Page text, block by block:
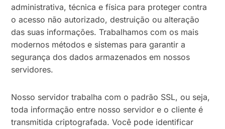
administrativa, técnica e física para proteger contra
o acesso não autorizado, destruição ou alteração
das suas informações. Trabalhamos com os mais
modernos métodos e sistemas para garantir a
segurança dos dados armazenados em nossos
servidores.
Nosso servidor trabalha com o padrão SSL, ou seja,
toda informação entre nosso servidor e o cliente é
transmitida criptografada. Você pode identificar